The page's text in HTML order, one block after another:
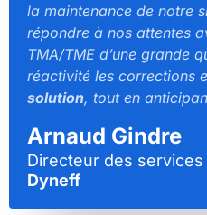
la maintenance de notre
répondre à nos attentes
TMA/TME d’une grande
réactivité les corrections
solution, tout en
Arnaud Gindre
Directeur des
Dyneff